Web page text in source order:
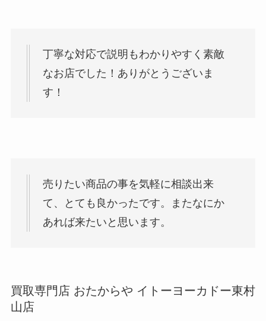
丁寧な対応で説明もわかりやすく素敵
なお店でした！ありがとうございま
す！
売りたい商品の事を気軽に相談出来
て、とても良かったです。またなにか
あれば来たいと思います。
買取専門店 おたからや イトーヨーカドー東村
山店